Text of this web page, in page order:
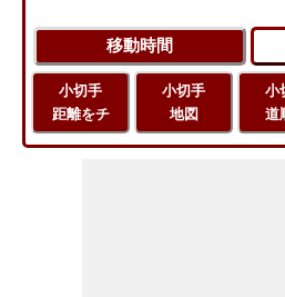
小切手
距離をチ
小切手
地図
小
道